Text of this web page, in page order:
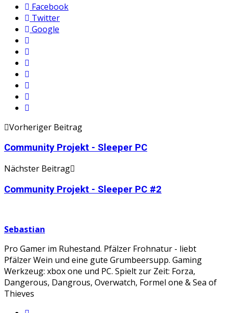
Facebook
Twitter
Google
Vorheriger Beitrag
Community Projekt - Sleeper PC
Nächster Beitrag
Community Projekt - Sleeper PC #2
Sebastian
Pro Gamer im Ruhestand. Pfälzer Frohnatur - liebt
Pfälzer Wein und eine gute Grumbeersupp. Gaming
Werkzeug: xbox one und PC. Spielt zur Zeit: Forza,
Dangerous, Dangrous, Overwatch, Formel one & Sea of
Thieves